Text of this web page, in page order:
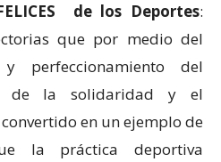
de los Deportes:
que por medio del
perfeccionamiento del
de la solidaridad y el
en un ejemplo de
la práctica deportiva